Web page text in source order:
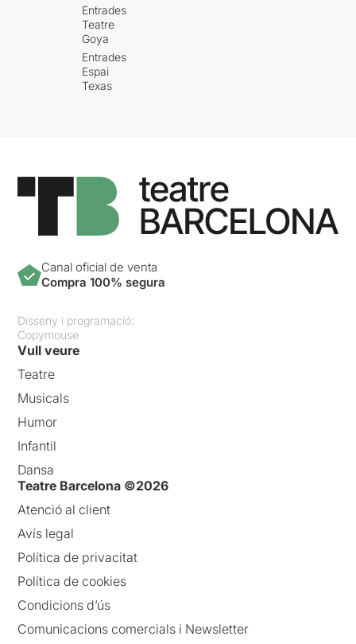
Entrades
Teatre
Goya
Entrades
Espai
Texas
Canal oficial de venta
Compra 100% segura
Disseny i programació:
Copymouse
Vull veure
Teatre
Musicals
Humor
Infantil
Dansa
Teatre Barcelona ©2026
Atenció al client
Avís legal
Política de privacitat
Política de cookies
Condicions d’ús
Comunicacions comercials i Newsletter